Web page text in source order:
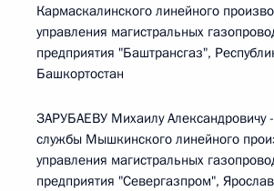
Кармаскалинского линейного
управления магистральных
предприятия "Баштрансгаз",
Башкортостан
ЗАРУБАЕВУ Михаилу Александровичу
службы Мышкинского линейного
управления магистральных
предприятия "Севергазпром",